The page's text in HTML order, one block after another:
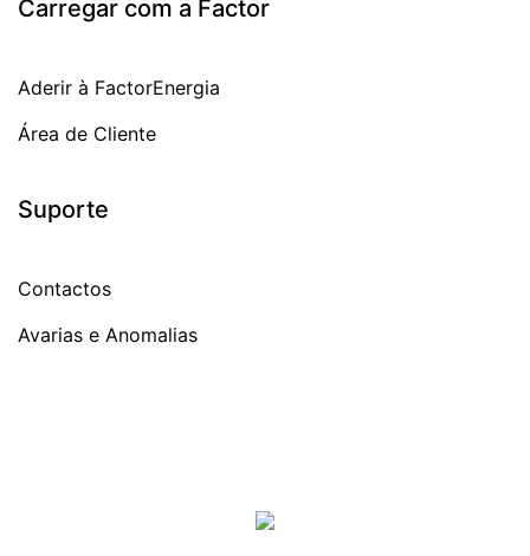
Carregar com a Factor
Aderir à FactorEnergia
Área de Cliente
Suporte
Contactos
Avarias e Anomalias